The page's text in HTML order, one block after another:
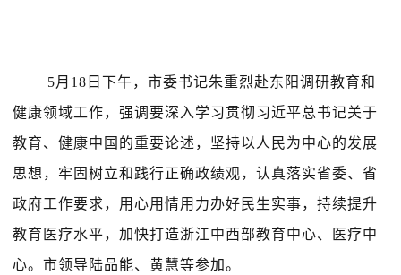
5月 18 日 下午，市委书记朱重烈赴东阳调研教育和
健康领域工作，强调要深入学习贯彻习近平总书记关于
教育、健康中国的重要论述，坚持以人民为中心的发展
思想，牢固树立和践行正确政绩观，认真落实省委、省
政府工作要求，用心用情用力办好民生实事，持续提升
教育医疗水平，加快打造浙江中西部教育中心、医疗中
心。市领导陆品能、黄慧等参加。